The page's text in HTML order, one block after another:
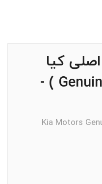
کیا
موتورز ( Genuine parts ) -
Kia Motors